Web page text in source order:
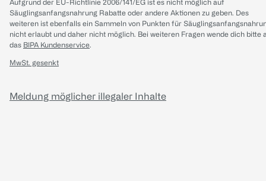
Aufgrund der EU-Richtlinie 2006/141/EG ist es nicht möglich auf
Säuglingsanfangsnahrung Rabatte oder andere Aktionen zu geben. Des
weiteren ist ebenfalls ein Sammeln von Punkten für
nicht erlaubt und daher nicht möglich. Bei weiteren Fragen wende dich bitte
das BIPA Kundenservice.
MwSt. gesenkt
Meldung möglicher illegaler Inhalte